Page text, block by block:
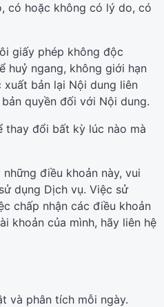
có hoặc không có lý do, có
giấy phép không độc
huỷ ngang, không giới hạn
bản lại Nội dung liên
quyền đối với Nội dung.
thay đổi bất kỳ lúc nào mà
điều khoản này, vui
dụng Dịch vụ. Việc sử
chấp nhận các điều khoản
khoản của mình, hãy liên hệ
và phân tích mỗi ngày.